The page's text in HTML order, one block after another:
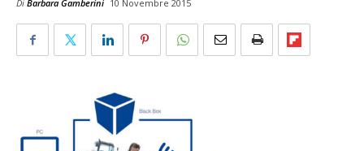
Di Barbara Gamberini 10 Novembre 2015